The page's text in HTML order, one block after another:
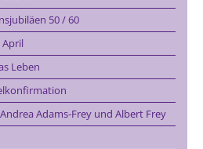
50 / 60
Leben
Adams-Frey und Albert Frey